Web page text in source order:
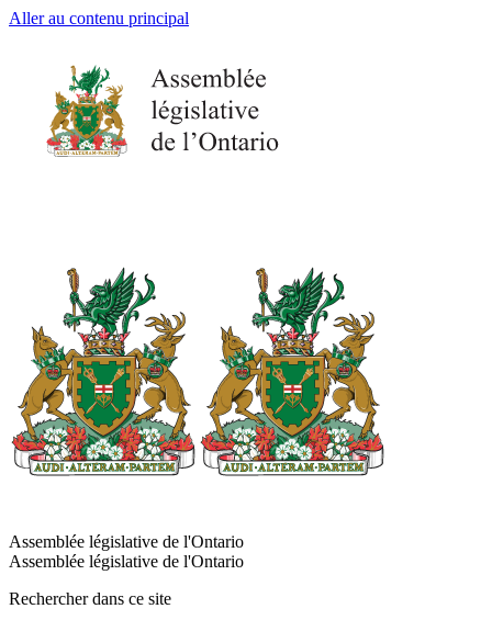
Aller au contenu principal
Assemblée législative de l'Ontario
Assemblée législative de l'Ontario
Rechercher dans ce site